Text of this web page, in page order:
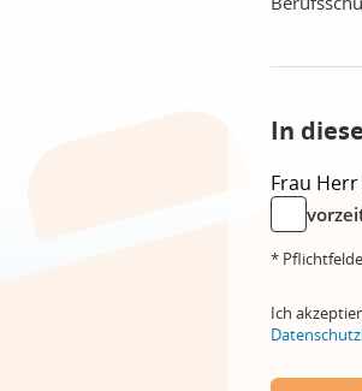
In
Frau Herr
*
Ich